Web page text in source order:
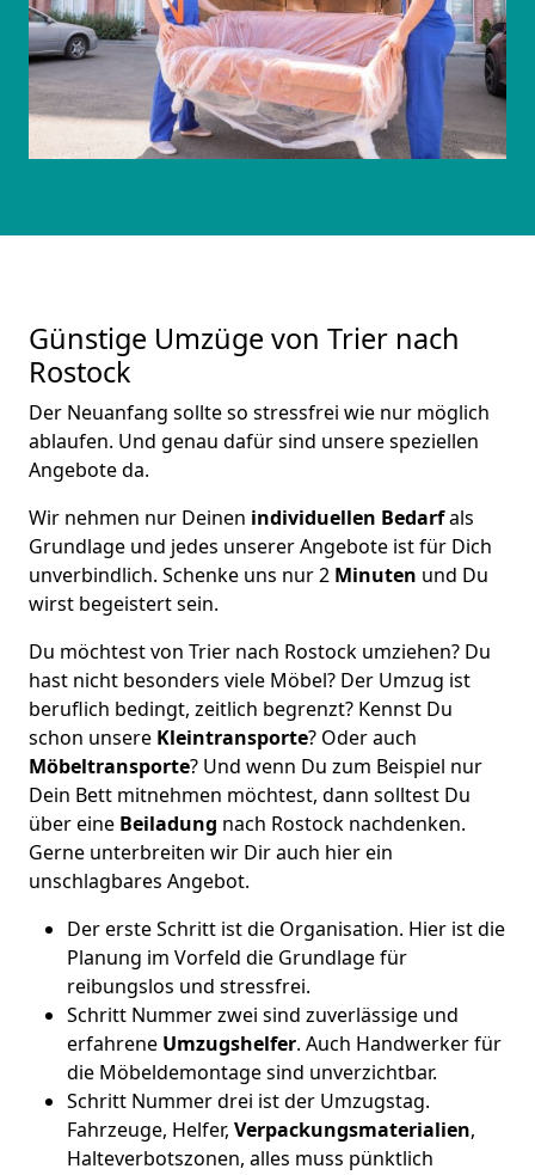
Günstige Umzüge von Trier nach
Rostock
Der Neuanfang sollte so stressfrei wie nur möglich
ablaufen. Und genau dafür sind unsere speziellen
Angebote da.
Wir nehmen nur Deinen individuellen Bedarfals
Grundlage und jedes unserer Angebote ist für Dich
unverbindlich. Schenke uns nur 2 Minuten und Du
wirst begeistert sein.
Du möchtest von Trier nach Rostock umziehen? Du
hast nicht besonders viele Möbel? Der Umzug ist
beruflich bedingt, zeitlich begrenzt? Kennst Du
schon unsere Kleintransporte? Oder auch
Möbeltransporte? Und wenn Du zum Beispiel nur
Dein Bett mitnehmen möchtest, dann solltest Du
über eine Beiladung nach Rostock nachdenken.
Gerne unterbreiten wir Dir auch hier ein
unschlagbares Angebot.
Der erste Schritt ist die Organisation. Hier ist die
Planung im Vorfeld die Grundlage für
reibungslos und stressfrei.
Schritt Nummer zwei sind zuverlässige und
erfahrene Umzugshelfer. Auch Handwerker für
die Möbeldemontage sind unverzichtbar.
Schritt Nummer drei ist der Umzugstag.
Fahrzeuge, Helfer, Verpackungsmaterialien,
Halteverbotszonen, alles muss pünktlich